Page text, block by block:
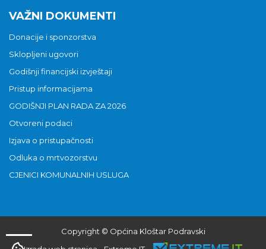
VAŽNI DOKUMENTI
Donacije i sponzorstva
Sklopljeni ugovori
Godišnji financijski izvještaji
Pristup informacijama
GODIŠNJI PLAN RADA ZA 2026
Otvoreni podaci
Izjava o pristupačnosti
Odluka o mrtvozorstvu
CJENICI KOMUNALNIH USLUGA
Copyright © Općina Kloštar Podravski